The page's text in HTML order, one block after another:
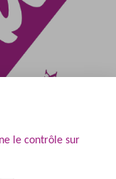
le contrôle sur